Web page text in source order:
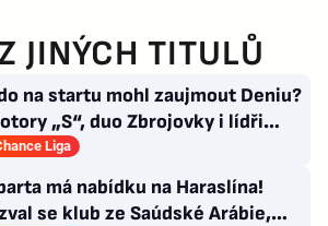
JINÝCH TITULŮ
na startu mohl zaujmout Deniu?
„S“, duo Zbrojovky i lídři
zástupců
Liga
má nabídku na Haraslína!
se klub ze Saúdské Arábie,